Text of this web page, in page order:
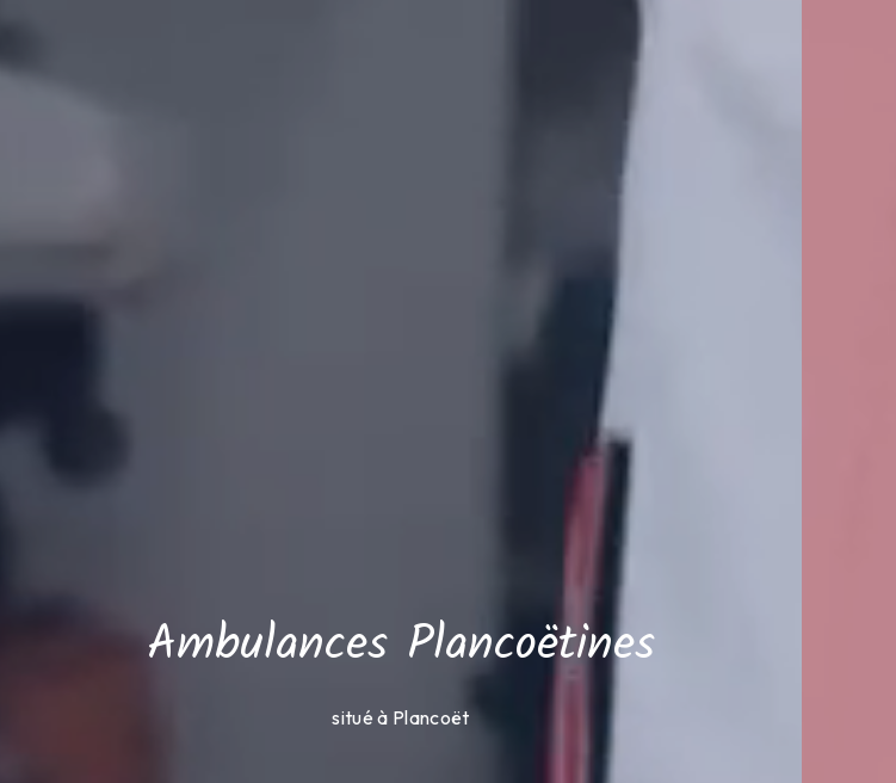
Ambulances Plancoëtines
situé à Plancoët